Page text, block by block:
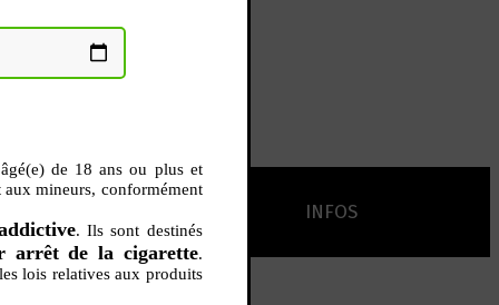
de 18 ans ou plus et
mineurs, conformément
. Ils sont destinés
arrêt de la cigarette.
lois relatives aux produits
INFOS
L’AVIS DES MÉDECINS